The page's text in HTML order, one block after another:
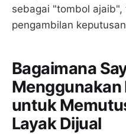
sebagai "tombol
pengambilan
Bagaimana
Menggunakan
untuk
Layak Dijual